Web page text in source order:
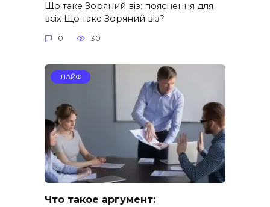
Що таке Зоряний віз: пояснення для
всіх Що таке Зоряний віз?
0 30
ЛАЙФ
Что такое аргумент: